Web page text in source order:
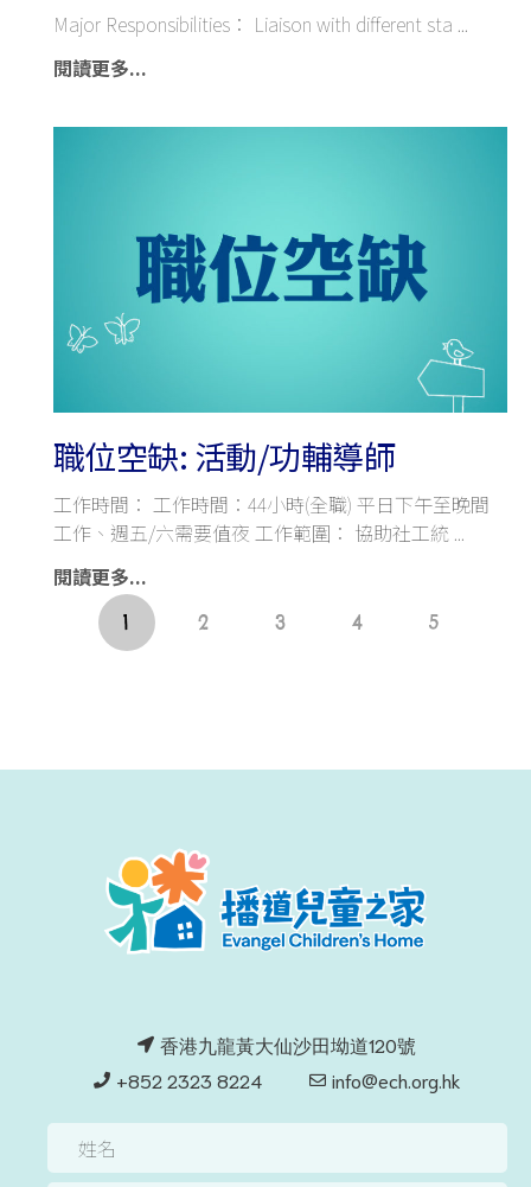
Major Responsibilities： Liaison with different sta
閱讀更多...
職位空缺: 活動/功輔導師
工作時間： 工作時間：44小時(全職) 平日下午至晚間
工作、週五/六需要值夜 工作範圍： 協助社工統
閱讀更多...
1 2 3 4 5
香港九龍黃大仙沙田坳道120號
+852 2323 8224
info@ech.org.hk